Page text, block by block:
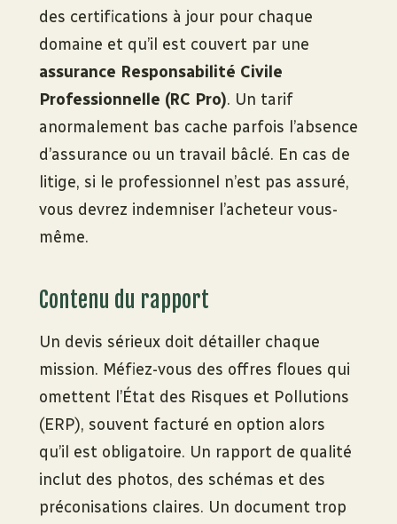
des certifications à jour pour chaque
domaine et qu’il est couvert par une
assurance Responsabilité Civile
Professionnelle (RC Pro). Un tarif
anormalement bas cache parfois l’absence
d’assurance ou un travail bâclé. En cas de
litige, si le professionnel n’est pas assuré,
vous devrez indemniser l’acheteur vous-
même.
Contenu du rapport
Un devis sérieux doit détailler chaque
mission. Méfiez-vous des offres floues qui
omettent l’État des Risques et Pollutions
(ERP), souvent facturé en option alors
qu’il est obligatoire. Un rapport de qualité
inclut des photos, des schémas et des
préconisations claires. Un document trop